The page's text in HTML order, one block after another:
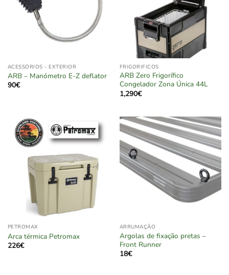
ACESSÓRIOS - EXTERIOR
ARB – Manómetro E-Z deflator
90€
FRIGORIFICOS
ARB Zero Frigorífico
Congelador Zona Única 44L
1,290€
PETROMAX
Arca térmica Petromax
226€
ARRUMAÇÃO
Argolas de fixação pretas –
Front Runner
18€